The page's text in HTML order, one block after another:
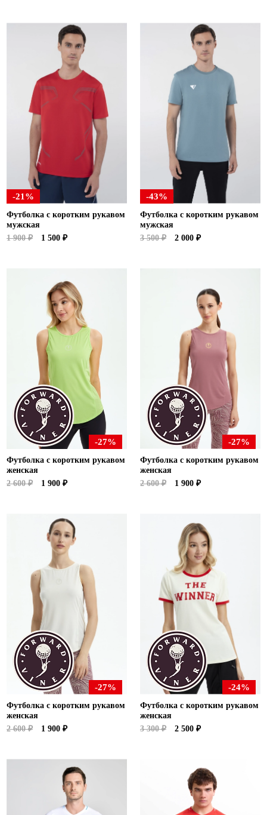
-21%
Футболка с коротким рукавом
мужская
1 900 ₽
1 500 ₽
-43%
Футболка с коротким рукавом
мужская
3 500 ₽
2 000 ₽
-27%
Футболка с коротким рукавом
женская
2 600 ₽
1 900 ₽
-27%
Футболка с коротким рукавом
женская
2 600 ₽
1 900 ₽
-27%
Футболка с коротким рукавом
женская
2 600 ₽
1 900 ₽
-24%
Футболка с коротким рукавом
женская
3 300 ₽
2 500 ₽